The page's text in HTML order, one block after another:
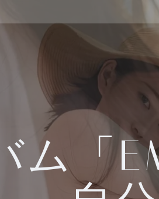
「